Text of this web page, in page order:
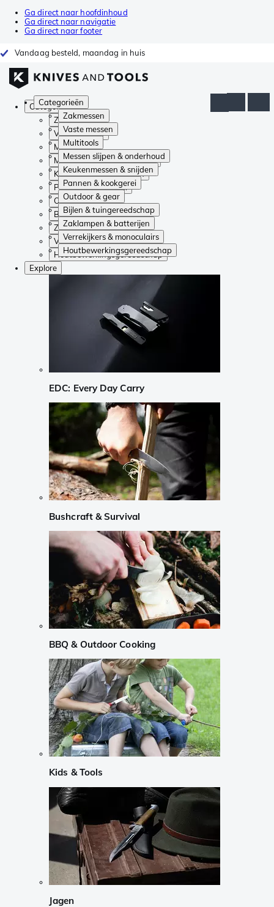
Ga direct naar hoofdinhoud
Ga direct naar navigatie
Ga direct naar footer
Vandaag besteld, maandag in huis
Categorieën
Zakmessen
Vaste messen
Multitools
Messen slijpen & onderhoud
Keukenmessen & snijden
Pannen & kookgerei
Outdoor & gear
Bijlen & tuingereedschap
Zaklampen & batterijen
Verrekijkers & monoculairs
Houtbewerkingsgereedschap
Categorieën
Zakmessen
Vaste messen
Multitools
Messen slijpen & onderhoud
Keukenmessen & snijden
Pannen & kookgerei
Outdoor & gear
Bijlen & tuingereedschap
Zaklampen & batterijen
Verrekijkers & monoculairs
Houtbewerkingsgereedschap
Explore
EDC: Every Day Carry
Bushcraft & Survival
BBQ & Outdoor Cooking
Kids & Tools
Jagen